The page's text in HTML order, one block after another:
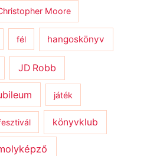
Moore
fél hangoskönyv
JD Robb
játék
könyvklub